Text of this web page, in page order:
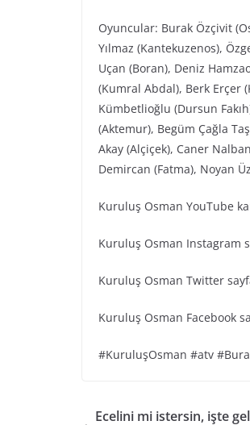
Oyuncular: Burak Özçivit
Yılmaz (Kantekuzenos),
Uçan (Boran), Deniz
(Kumral Abdal), Berk Erçer
Kümbetlioğlu (Dursun
(Aktemur), Begüm Çağla
Akay (Alçiçek), Caner
Demircan (Fatma), Noyan
Kuruluş Osman YouTube
Kuruluş Osman Instagram
Kuruluş Osman Twitter
Kuruluş Osman Facebook
#KuruluşOsman #atv
Ecelini mi istersin, işte